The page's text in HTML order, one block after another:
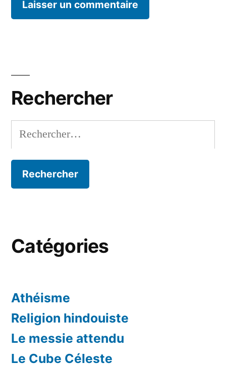
Rechercher
Rechercher :
Catégories
Athéisme
Religion hindouiste
Le messie attendu
Le Cube Céleste